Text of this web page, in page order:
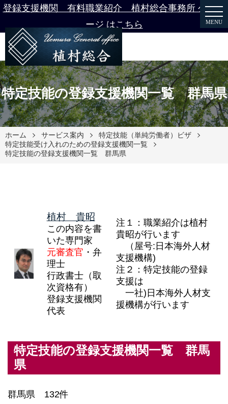
登録支援機関 有料職業紹介 植村総合事務所 公式ペ
ージ はこちら
MENU
特定技能の登録支援機関一覧 群馬県
ホーム サービス案内
特定技能（単純労働者）ビザ
特定技能受け入れのための登録支援機関一覧
特定技能の登録支援機関一覧 群馬県
植村 貴昭
この内容を書
いた専門家
元審査官 ・弁
理士
行政書士（取
次資格有）
登録支援機関
代表
注１：職業紹介は植村
貴昭が行います
（屋号:日本海外人材
支援機構)
注２：特定技能の登録
支援は
一社)日本海外人材支
援機構が行います
特定技能の登録支援機関一覧 群馬
県
群馬県 132件